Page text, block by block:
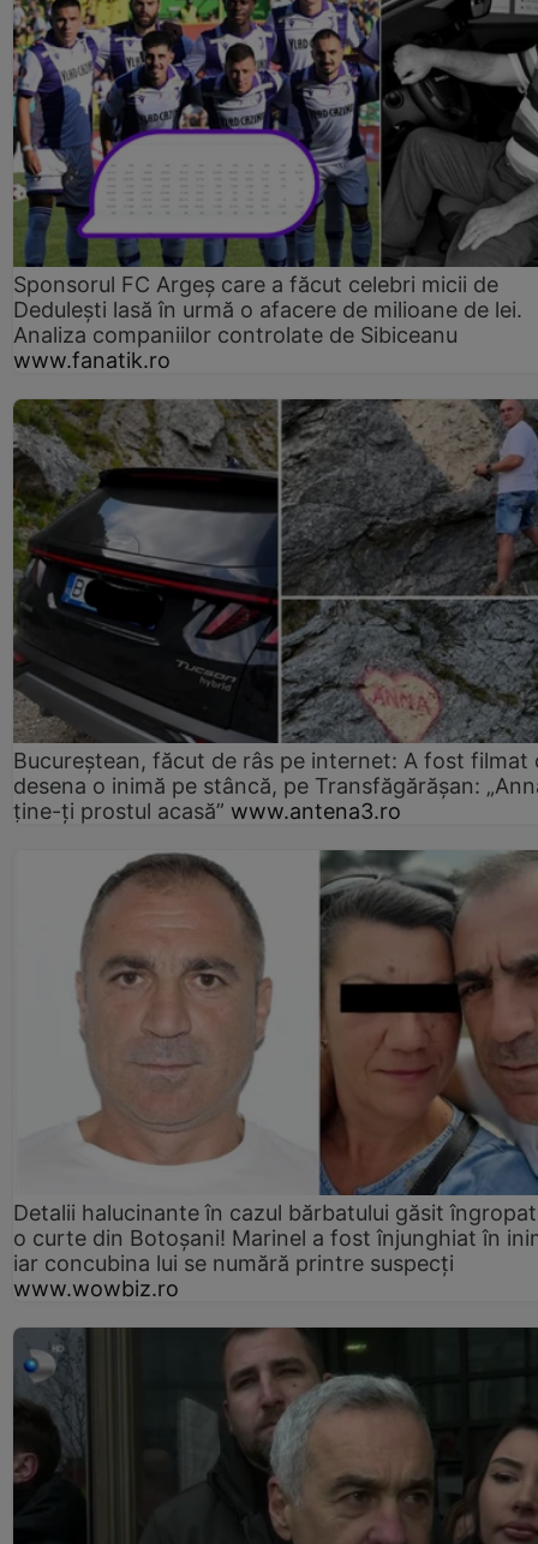
Sponsorul FC Argeș care a făcut celebri micii de
Dedulești lasă în urmă o afacere de milioane de lei.
Analiza companiilor controlate de Sibiceanu
www.fanatik.ro
Bucureștean, făcut de râs pe internet: A fost filmat
desena o inimă pe stâncă, pe Transfăgărășan:
ține-ți prostul acasă” www.antena3.ro
Detalii halucinante în cazul bărbatului găsit
o curte din Botoșani! Marinel a fost înjunghiat în
iar concubina lui se numără printre suspecți
www.wowbiz.ro